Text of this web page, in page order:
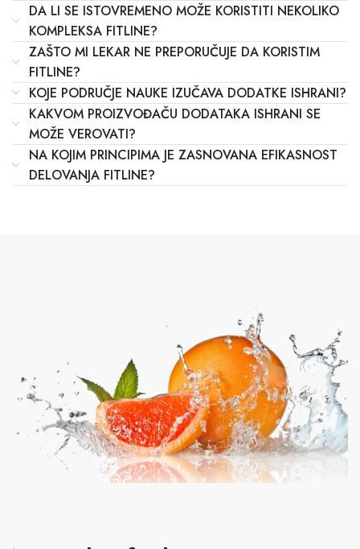
DA LI SE ISTOVREMENO MOŽE KORISTITI NEKOLIKO
KOMPLEKSA FITLINE?
ZAŠTO MI LEKAR NE PREPORUČUJE DA KORISTIM
FITLINE?
KOJE PODRUČJE NAUKE IZUČAVA DODATKE ISHRANI?
KAKVOM PROIZVOĐAČU DODATAKA ISHRANI SE
MOŽE VEROVATI?
NA KOJIM PRINCIPIMA JE ZASNOVANA EFIKASNOST
DELOVANJA FITLINE?